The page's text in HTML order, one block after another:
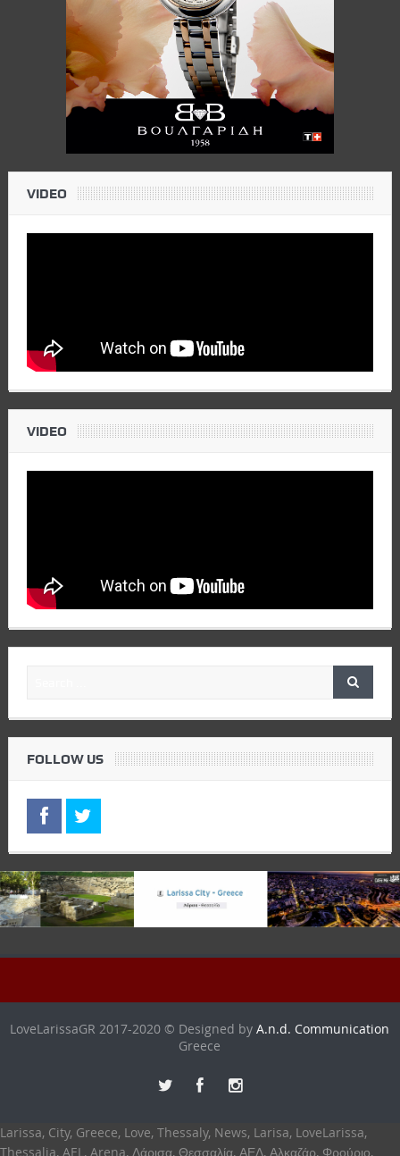
VIDEO
VIDEO
FOLLOW US
LoveLarissaGR 2017-2020 © Designed byA.n.d. Communication
Greece
Larissa, City, Greece, Love, Thessaly, News, Larisa, LoveLarissa,
Thessalia, AEL, Arena, Λάρισα, Θεσσαλία, ΑΕΛ, Αλκαζάρ, Φρούριο,